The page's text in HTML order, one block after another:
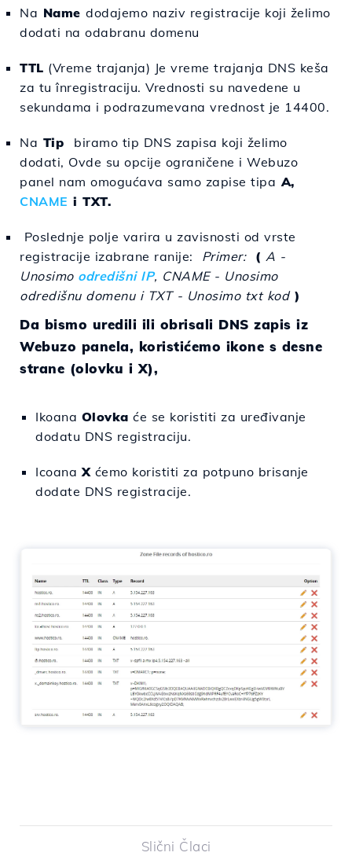
Na Name dodajemo naziv registracije koji želimo
dodati na odabranu domenu
TTL (Vreme trajanja) Je vreme trajanja DNS keša
za tu înregistraciju. Vrednosti su navedene u
sekundama i podrazumevana vrednost je 14400.
Na Tip biramo tip DNS zapisa koji želimo
dodati, Ovde su opcije ograničene i Webuzo
panel nam omogućava samo zapise tipa A,
CNAME i TXT.
Poslednje polje varira u zavisnosti od vrste
registracije izabrane ranije:
Primer: ( A -
Unosimo odredišni IP, CNAME - Unosimo
odredišnu domenu i TXT - Unosimo txt kod)
Da bismo uredili ili obrisali DNS zapis iz
Webuzo panela, koristićemo ikone s desne
strane (olovku i X),
Ikoana Olovka će se koristiti za uređivanje
dodatu DNS registraciju.
IcoanaXćemo koristiti za potpuno brisanje
dodate DNS registracije.
Slični Člaci